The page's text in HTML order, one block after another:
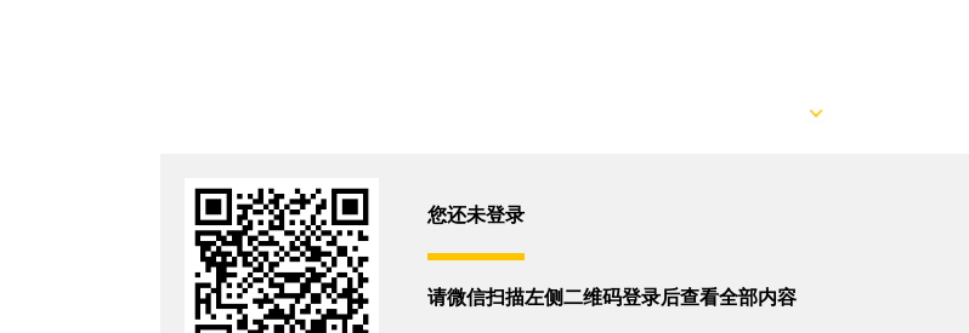
打开微信扫码登录 您还未登录
请微信扫描左侧二维码登录后查看全部内容